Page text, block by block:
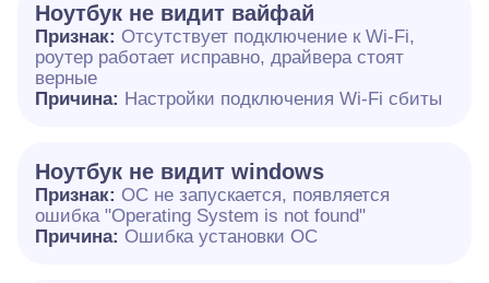
Ноутбук не видит вайфай
Признак: Отсутствует подключение к Wi-Fi,
роутер работает исправно, драйвера стоят
верные
Причина: Настройки подключения Wi-Fi сбиты
Ноутбук не видит windows
Признак: ОС не запускается, появляется
ошибка "Operating System is not found"
Причина: Ошибка установки ОС